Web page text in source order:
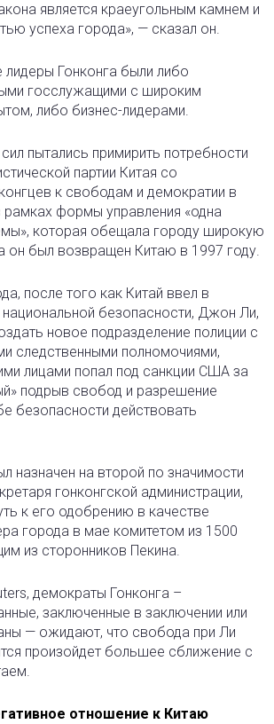
является краеугольным камнем и
успеха города», — сказал он.
Гонконга были либо
госслужащими с широким
либо бизнес-лидерами.
пытались примирить потребности
партии Китая со
к свободам и демократии в
рамках формы управления «одна
которая обещала городу широкую
он был возвращен Китаю в 1997 году.
после того как Китай ввел в
национальной безопасности, Джон Ли,
новое подразделение полиции с
следственными полномочиями,
лицами попал под санкции США за
подрыв свобод и разрешение
безопасности действовать
назначен на второй по значимости
гонконгской администрации,
к его одобрению в качестве
города в мае комитетом из 1500
из сторонников Пекина.
демократы Гонконга –
заключенные в заключении или
— ожидают, что свобода при Ли
произойдет большее сближение с
отношение к Китаю